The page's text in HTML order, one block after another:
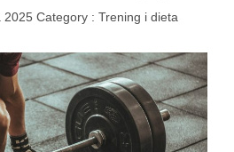
2025 Category : Trening i dieta